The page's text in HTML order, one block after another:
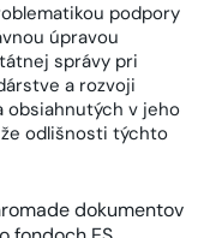
podpory
úpravou
správy pri
a rozvoji
obsiahnutých v jeho
odlišnosti týchto